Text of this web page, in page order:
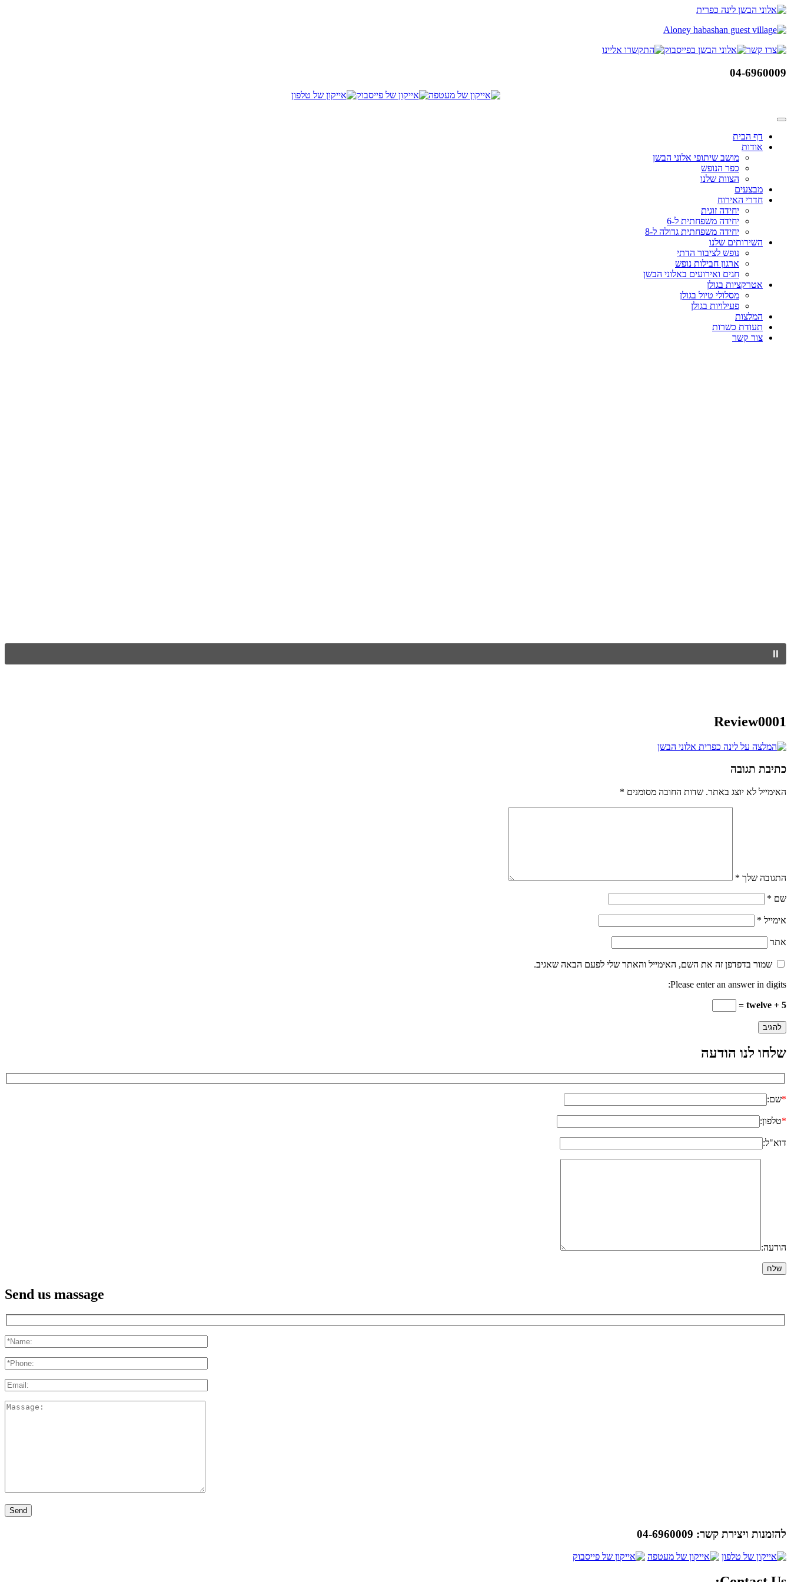
דלג
04-6960009
דף הבית
אודות
מושב שיתופי אלוני הבשן
כפר הנופש
הצוות שלנו
מבצעים
חדרי האירוח
יחידה זוגית
יחידה משפחתית ל-6
יחידה משפחתית גדולה ל-8
השירותים שלנו
נופש לציבור הדתי
ארגון חבילות נופש
חגים ואירועים באלוני הבשן
אטרקציות בגולן
מסלולי טיול בגולן
פעילויות בגולן
המלצות
תעודת כשרות
צור קשר
Review0001
כתיבת תגובה
האימייל לא יוצג באתר. שדות החובה מסומנים *
התגובה שלך *
שם *
אימייל *
אתר
שמור בדפדפן זה את השם, האימייל והאתר שלי לפעם הבאה שאגיב.
Please enter an answer in digits:
twelve + 5 =
שלחו לנו הודעה
*שם:
*טלפון:
דוא"ל:
הודעה:
Send us massage
להזמנות ויצירת קשר: